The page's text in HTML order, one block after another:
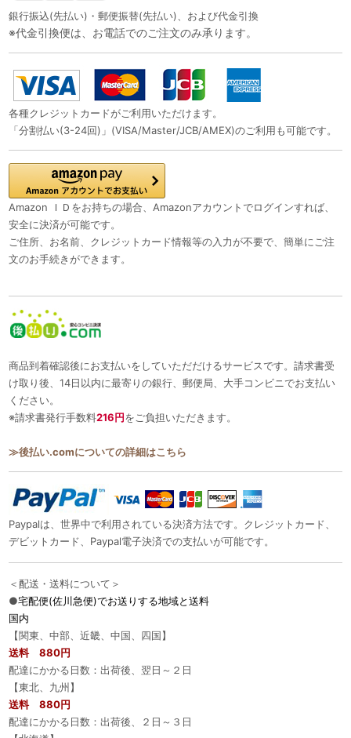
銀行振込(先払い)・郵便振替(先払い)、および代金引換
※代金引換便は、お電話でのご注文のみ承ります。
各種クレジットカードがご利用いただけます。
「分割払い(3-24回)」(VISA/Master/JCB/AMEX)のご利用も可能です。
Amazon ＩＤをお持ちの場合、Amazonアカウントでログインすれば、
安全に決済が可能です。
ご住所、お名前、クレジットカード情報等の入力が不要で、簡単にご注
文のお手続きができます。
商品到着確認後にお支払いをしていただだけるサービスです。請求書受
け取り後、14日以内に最寄りの銀行、郵便局、大手コンビニでお支払い
ください。
※請求書発行手数料216円をご負担いただきます。
≫後払い.comについての詳細はこちら
Paypalは、世界中で利用されている決済方法です。クレジットカード、
デビットカード、Paypal電子決済での支払いが可能です。
＜配送・送料について＞
●宅配便(佐川急便)でお送りする地域と送料
国内
【関東、中部、近畿、中国、四国】
送料 880円
配達にかかる日数：出荷後、翌日～２日
【東北、九州】
送料 880円
配達にかかる日数：出荷後、２日～３日